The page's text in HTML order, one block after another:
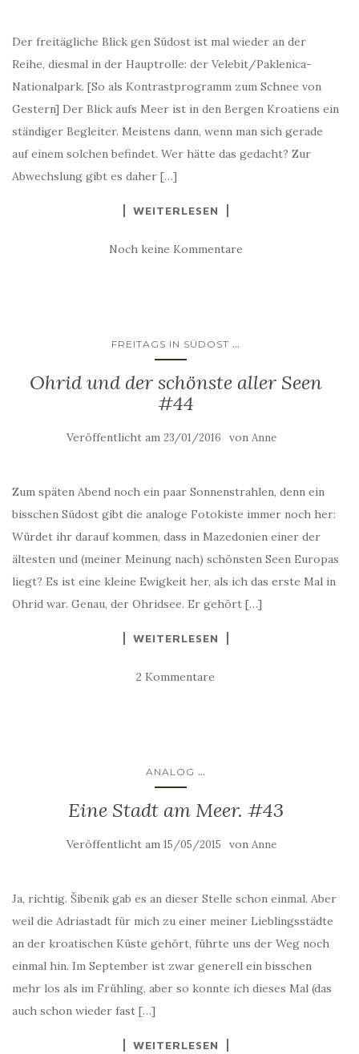
Der freitägliche Blick gen Südost ist mal wieder an der
Reihe, diesmal in der Hauptrolle: der Velebit/Paklenica-
Nationalpark. [So als Kontrastprogramm zum Schnee von
Gestern] Der Blick aufs Meer ist in den Bergen Kroatiens ein
ständiger Begleiter. Meistens dann, wenn man sich gerade
auf einem solchen befindet. Wer hätte das gedacht? Zur
Abwechslung gibt es daher […]
WEITERLESEN
Noch keine Kommentare
FREITAGS IN SÜDOST ...
Ohrid und der schönste aller Seen
#44
Veröffentlicht am 23/01/2016 von Anne
Zum späten Abend noch ein paar Sonnenstrahlen, denn ein
bisschen Südost gibt die analoge Fotokiste immer noch her:
Würdet ihr darauf kommen, dass in Mazedonien einer der
ältesten und (meiner Meinung nach) schönsten Seen Europas
liegt? Es ist eine kleine Ewigkeit her, als ich das erste Mal in
Ohrid war. Genau, der Ohridsee. Er gehört […]
WEITERLESEN
2 Kommentare
ANALOG ...
Eine Stadt am Meer. #43
Veröffentlicht am 15/05/2015 von Anne
Ja, richtig. Šibenik gab es an dieser Stelle schon einmal. Aber
weil die Adriastadt für mich zu einer meiner Lieblingsstädte
an der kroatischen Küste gehört, führte uns der Weg noch
einmal hin. Im September ist zwar generell ein bisschen
mehr los als im Frühling, aber so konnte ich dieses Mal (das
auch schon wieder fast […]
WEITERLESEN